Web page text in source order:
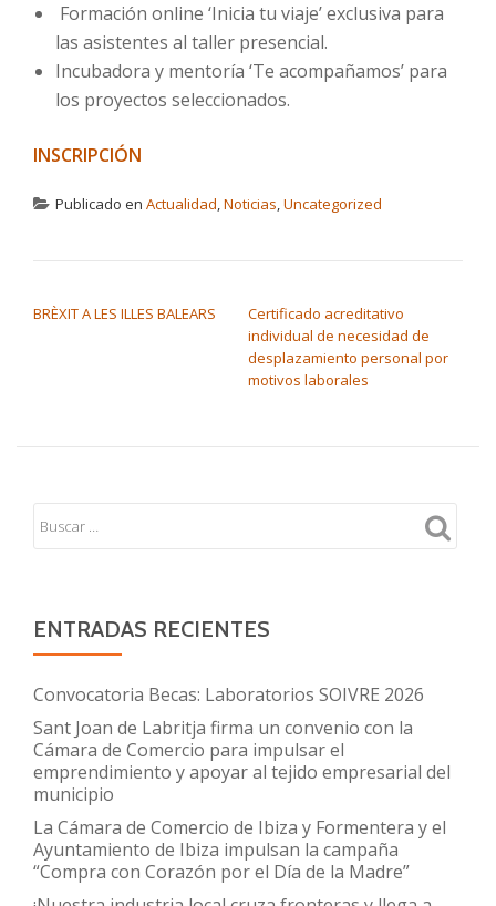
Formación online ‘Inicia tu viaje’ exclusiva para
las asistentes al taller presencial.
Incubadora y mentoría ‘Te acompañamos’ para
los proyectos seleccionados.
INSCRIPCIÓN
Publicado en Actualidad,Noticias,Uncategorized
BRÈXIT A LES ILLES BALEARS
Certificado acreditativo
individual de necesidad de
desplazamiento personal por
motivos laborales
ENTRADAS RECIENTES
Convocatoria Becas: Laboratorios SOIVRE 2026
Sant Joan de Labritja firma un convenio con la
Cámara de Comercio para impulsar el
emprendimiento y apoyar al tejido empresarial del
municipio
La Cámara de Comercio de Ibiza y Formentera y el
Ayuntamiento de Ibiza impulsan la campaña
“Compra con Corazón por el Día de la Madre”